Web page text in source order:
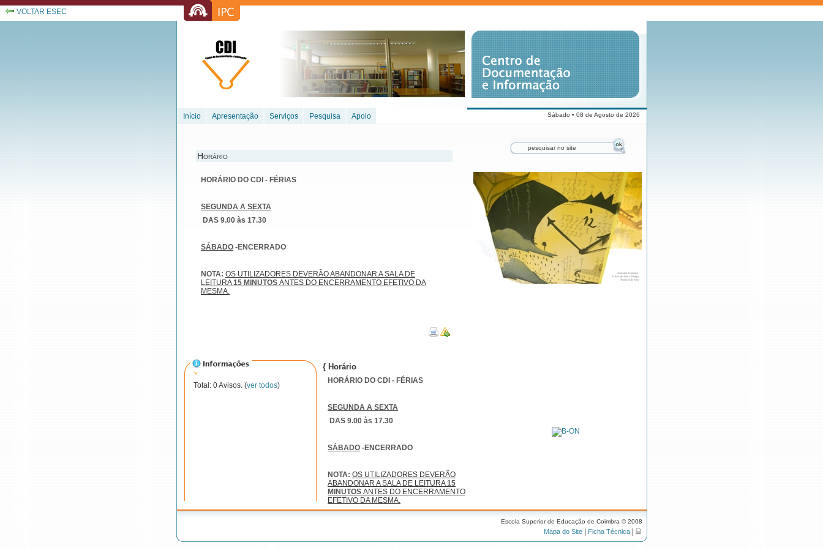
VOLTAR ESEC
Início Apresentação Serviços Pesquisa Apoio Sábado • 08 de Agosto de 2026
Horário
HORÁRIO DO CDI - FÉRIAS
SEGUNDA A SEXTA
DAS 9.00 às 17.30
SÁBADO -ENCERRADO
NOTA: OS UTILIZADORES DEVERÃO ABANDONAR A SALA DE
LEITURA15 MINUTOS ANTES DO ENCERRAMENTO EFETIVO DA
MESMA.
Total: 0 Avisos. (ver todos)
{ Horário
HORÁRIO DO CDI - FÉRIAS
SEGUNDA A SEXTA
DAS 9.00 às 17.30
SÁBADO -ENCERRADO
NOTA: OS UTILIZADORES DEVERÃO
ABANDONAR A SALA DE LEITURA15
MINUTOS ANTES DO ENCERRAMENTO
EFETIVO DA MESMA.
Escola Superior de Educação de Coimbra © 2008
Mapa do Site Ficha Técnica